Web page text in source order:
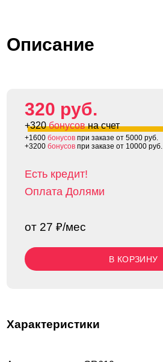
Описание
320 руб.
+320бонусовна счет
+1600бонусов при заказе от 5000 руб.
+3200бонусов при заказе от 10000 руб.
Есть кредит!
Оплата Долями
от 27 ₽/мес
В КОРЗИНУ
Характеристики